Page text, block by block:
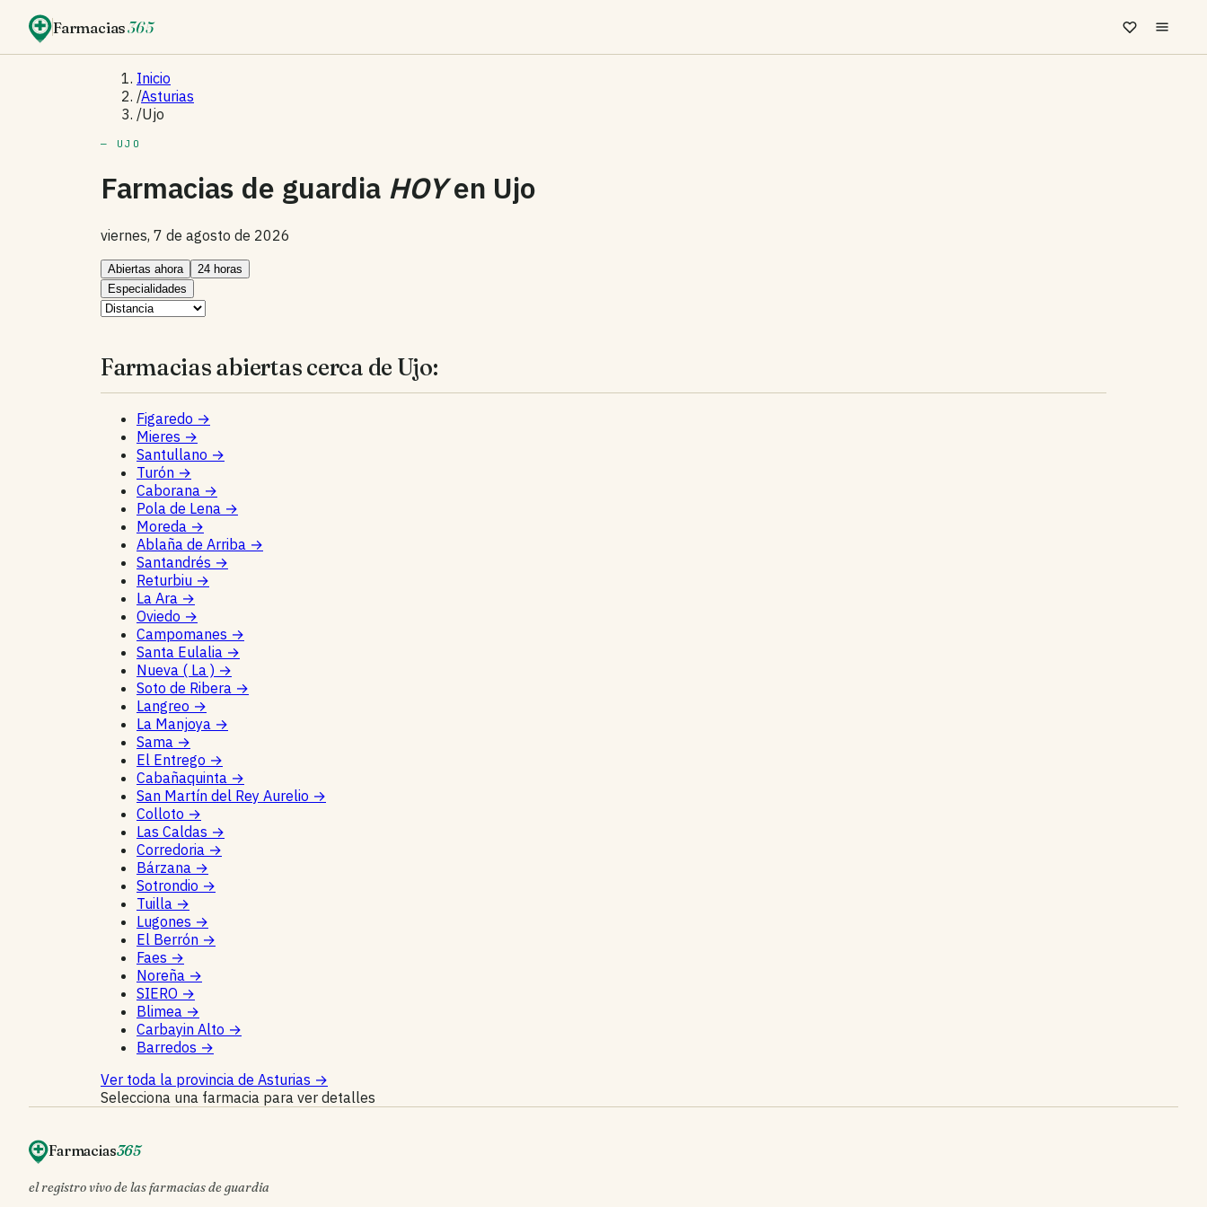
Farmacias365
Inicio
/Asturias
/Ujo
— UJO
Farmacias de guardia HOYen Ujo
viernes, 7 de agosto de 2026
Abiertas ahora
24 horas
Especialidades
Farmacias abiertas cerca de Ujo:
Figaredo →
Mieres →
Santullano →
Turón →
Caborana →
Pola de Lena →
Moreda →
Ablaña de Arriba →
Santandrés →
Returbiu →
La Ara →
Oviedo →
Campomanes →
Santa Eulalia →
Nueva ( La ) →
Soto de Ribera →
Langreo →
La Manjoya →
Sama →
El Entrego →
Cabañaquinta →
San Martín del Rey Aurelio →
Colloto →
Las Caldas →
Corredoria →
Bárzana →
Sotrondio →
Tuilla →
Lugones →
El Berrón →
Faes →
Noreña →
SIERO →
Blimea →
Carbayin Alto →
Barredos →
Ver toda la provincia de Asturias →
Selecciona una farmacia para ver detalles
Farmacias365
el registro vivo de las farmacias de guardia